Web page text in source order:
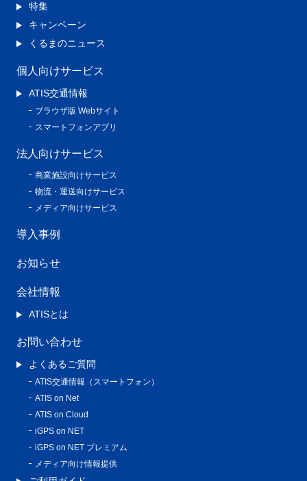
特集
キャンペーン
くるまのニュース
個人向けサービス
ATIS交通情報
ブラウザ版 Webサイト
スマートフォンアプリ
法人向けサービス
商業施設向けサービス
物流・運送向けサービス
メディア向けサービス
導入事例
お知らせ
会社情報
ATISとは
お問い合わせ
よくあるご質問
ATIS交通情報（スマートフォン）
ATIS on Net
ATIS on Cloud
iGPS on NET
iGPS on NET プレミアム
メディア向け情報提供